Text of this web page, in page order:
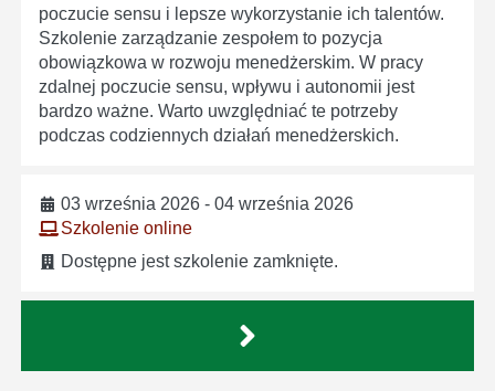
poczucie sensu i lepsze wykorzystanie ich talentów.
Szkolenie zarządzanie zespołem to pozycja
obowiązkowa w rozwoju menedżerskim. W pracy
zdalnej poczucie sensu, wpływu i autonomii jest
bardzo ważne. Warto uwzględniać te potrzeby
podczas codziennych działań menedżerskich.
03 września 2026 - 04 września 2026
Szkolenie online
Dostępne jest szkolenie zamknięte.